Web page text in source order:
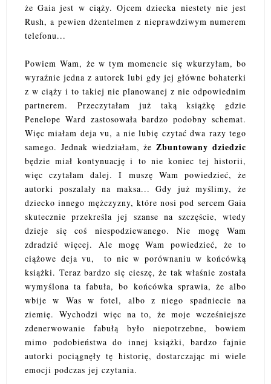
że Gaia jest w ciąży. Ojcem dziecka niestety nie jest
Rush, a pewien dżentelmen z nieprawdziwym numerem
telefonu...
Powiem Wam, że w tym momencie się wkurzyłam, bo
wyraźnie jedna z autorek lubi gdy jej główne bohaterki
z w ciąży i to takiej nie planowanej z nie odpowiednim
partnerem. Przeczytałam już taką książkę gdzie
Penelope Ward zastosowała bardzo podobny schemat.
Więc miałam deja vu, a nie lubię czytać dwa razy tego
samego. Jednak wiedziałam, żeZbuntowany dziedzic
będzie miał kontynuację i to nie koniec tej historii,
więc czytałam dalej. I muszę Wam powiedzieć, że
autorki poszalały na maksa... Gdy już myślimy, że
dziecko innego mężczyzny, które nosi pod sercem Gaia
skutecznie przekreśla jej szanse na szczęście, wtedy
dzieje się coś niespodziewanego. Nie mogę Wam
zdradzić więcej. Ale mogę Wam powiedzieć, że to
ciążowe deja vu, to nic w porównaniu w końcówką
książki. Teraz bardzo się cieszę, że tak właśnie została
wymyślona ta fabuła, bo końcówka sprawia, że albo
wbije w Was w fotel, albo z niego spadniecie na
ziemię. Wychodzi więc na to, że moje wcześniejsze
zdenerwowanie fabułą było niepotrzebne, bowiem
mimo podobieństwa do innej książki, bardzo fajnie
autorki pociągnęły tę historię, dostarczając mi wiele
emocji podczas jej czytania.